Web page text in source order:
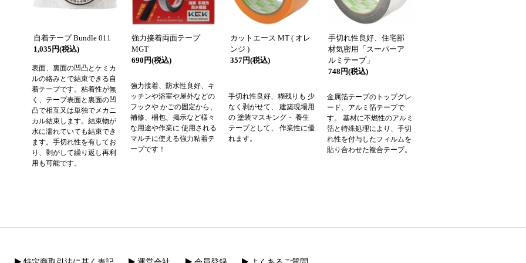
自着テープ Bundle 011
1,035円(税込)
表面、裏面の凹凸とケミカ
ルの絡みとで結束できる自
着テープです。粘着性が無
く、テープ表面と裏面の凹
凸で相互又は単独でメカニ
カル結束します。結束物が
水に濡れていても結束でき
ます。手切れ性を有してお
り、剥がして繰り返し再利
用も可能です。
強力接着両面テープ
MGT
690円(税込)
強力接着、防水性良好、キ
ッチンや浴室や屋外などの
フックや かごの固定から、
補修、梱包、掲示など様々
な用途や作業に 使用される
マルチに使える強力粘着テ
ープです！
カットエース MT ( オレ
ンジ )
357円(税込)
手切れ性良好、糊残りも 少
なく剥がせて、 建築現場用
の 塗装マスキング・ 養生
テープとして、 作業性に優
れます。
手切れ性良好、住宅部
材気密用「スーパーア
ルミテープ」
748円(税込)
金属箔テープのトップグレ
ード、アルミ箔テープで
す。 基材に不燃性のアルミ
箔と特殊処理により、手切
れ性を付与したフィルムを
貼り合わせた複合テープ。